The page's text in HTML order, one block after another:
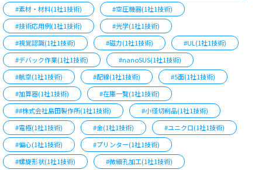
#素材・材料(1社1技術)
#空圧機器(1社1技術)
#技術応用例(1社1技術)
#光学(1社1技術)
#視覚認識(1社1技術)
#磁力(1社1技術)
#UL(1社1技術)
#デバック作業(1社1技術)
#nanoSUS(1社1技術)
#航空(1社1技術)
#配線(1社1技術)
#5面(1社1技術)
#加算器(1社1技術)
#在庫一覧(1社1技術)
##株式会社島田製作所(1社1技術)
#小径切削品(1社1技術)
#電極(1社1技術)
#金(1社1技術)
#ユニクロ(1社1技術)
#偏心(1社1技術)
#プリンター(1社1技術)
#螺旋形状(1社1技術)
#微細孔加工(1社1技術)